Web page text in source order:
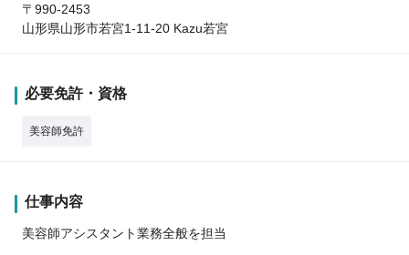
〒990-2453
山形県山形市若宮1-11-20 Kazu若宮
必要免許・資格
美容師免許
仕事内容
美容師アシスタント業務全般を担当